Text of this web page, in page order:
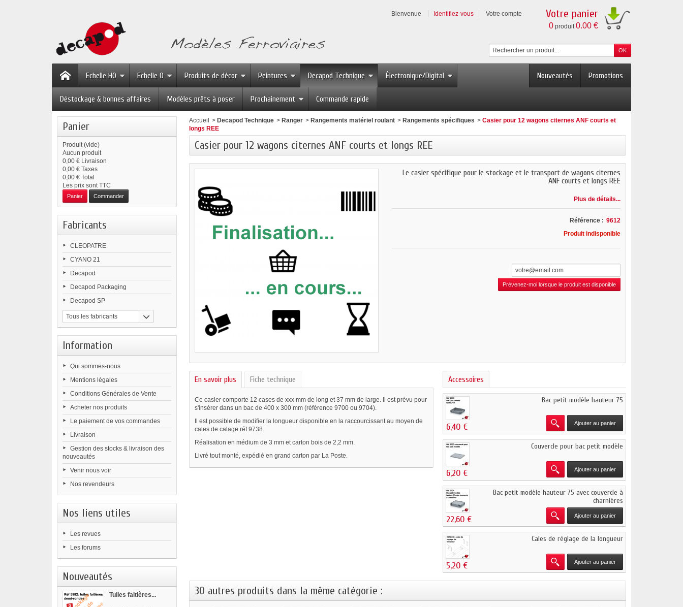
Bienvenue Identifiez-vous Votre compte Votre panier
0 produit0.00 €
Promotions
Nouveautés
Echelle HO Echelle O Produits de décor Peintures Decapod Technique Électronique/Digital
Déstockage & bonnes affaires Modèles prêts à poser Prochainement Commande rapide
Panier
Produit (vide)
Aucun produit
0,00 € Livraison
0,00 € Taxes
0,00 € Total
Les prix sont TTC
Panier Commander
Fabricants
CLEOPATRE
CYANO 21
Decapod
Decapod Packaging
Decapod SP
Tous les fabricants
Information
Qui sommes-nous
Mentions légales
Conditions Générales de Vente
Acheter nos produits
Le paiement de vos commandes
Livraison
Gestion des stocks & livraison des
nouveautés
Venir nous voir
Nos revendeurs
Nos liens utiles
Les revues
Les forums
Nouveautés
Tuiles faitières...
Accueil > Decapod Technique > Ranger > Rangements matériel roulant > Rangements spécifiques > Casier pour 12 wagons citernes ANF courts et
longs REE
Casier pour 12 wagons citernes ANF courts et longs REE
Le casier spécifique pour le stockage et le transport de wagons citernes
ANF courts et longs REE
Plus de détails...
Référence : 9612
Produit indisponible
Prévenez-moi lorsque le produit est disponible
En savoir plus Fiche technique
Ce casier comporte 12 cases de xxx mm de long et 37 mm de large. Il est prévu pour
s'insérer dans un bac de 400 x 300 mm (référence 9700 ou 9704).
Il est possible de modifier la longueur disponible en la raccourcissant au moyen de
cales de calage réf 9738.
Réalisation en médium de 3 mm et carton bois de 2,2 mm.
Livré tout monté, expédié en grand carton par La Poste.
Accessoires
Bac petit modèle hauteur 75
6,40 € Ajouter au panier
Couvercle pour bac petit modèle
6,20 € Ajouter au panier
Bac petit modèle hauteur 75 avec couvercle à
charnières
22,60 € Ajouter au panier
Cales de réglage de la longueur
5,20 € Ajouter au panier
30 autres produits dans la même catégorie :